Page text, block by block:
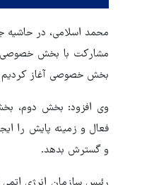
محمد اسلامی، در حاشیه
بخش خصوصی آغاز کردیم
وی افزود: بخش دوم،
و گسترش بدهد.